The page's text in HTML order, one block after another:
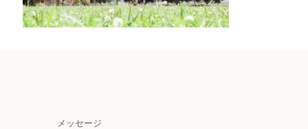
メッセージ